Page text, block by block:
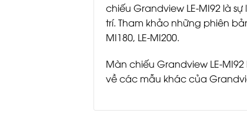
chiếu Grandview LE-MI92 là
trí. Tham khảo những phiên
MI180, LE-MI200.
Màn chiếu Grandview LE-
về các mẫu khác của